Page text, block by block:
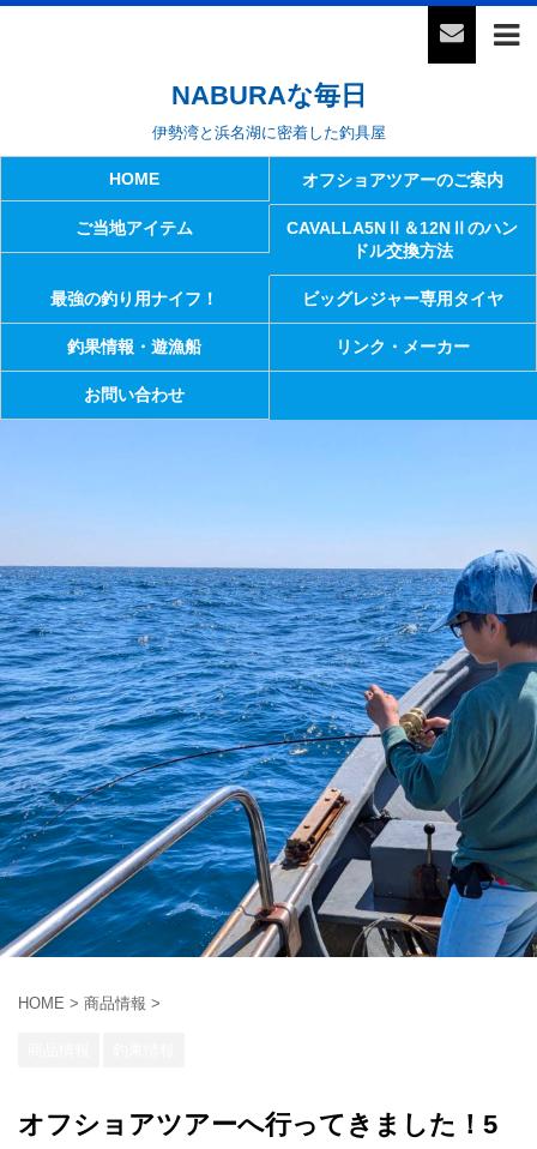
NABURAな毎日
伊勢湾と浜名湖に密着した釣具屋
HOME オフショアツアーのご案内
ご当地アイテム
CAVALLA5NⅡ＆12NⅡのハン
ドル交換方法
最強の釣り用ナイフ！ ビッグレジャー専用タイヤ
釣果情報・遊漁船 リンク・メーカー
お問い合わせ
HOME > 商品情報 >
オフショアツアーへ行ってきました！5